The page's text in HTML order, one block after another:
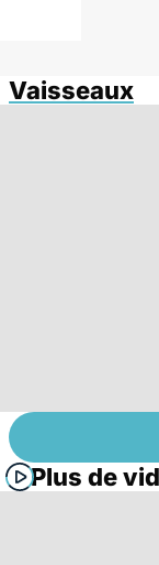
Vaisseaux
Plus de